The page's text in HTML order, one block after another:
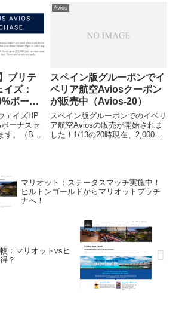
空Aviosの
！7/20 0時
換算）。前回（2019年7月）と比
較して円高になっていますので、
ブリテ
ズ：
ボーナ
ェイズHP
ーナスセ
す。（BA
※140円/
Avios
スペイン版グルーポンでイ
ベリア航空Aviosクーポン
が販売中（Avios-20）
スペイン版グルーポンでのイベリ
ア航空Aviosの販売が開始されま
した！1/13の20時現在、2,000
空Avi...
マリオット：ステータスマッチ実施中！
ヒルトンゴールドからマリオットプラチ
ナへ！
：マリオットvsヒ
？